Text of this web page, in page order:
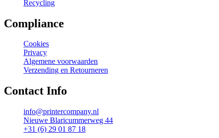
Recycling
Compliance
Cookies
Privacy
Algemene voorwaarden
Verzending en Retourneren
Contact Info
info@printercompany.nl
Nieuwe Blaricummerweg 44
+31 (6) 29 01 87 18